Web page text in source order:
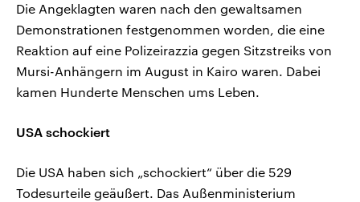
Die Angeklagten waren nach den gewaltsamen
Demonstrationen festgenommen worden, die eine
Reaktion auf eine Polizeirazzia gegen Sitzstreiks von
Mursi-Anhängern im August in Kairo waren. Dabei
kamen Hunderte Menschen ums Leben.
USA schockiert
Die USA haben sich „schockiert“ über die 529
Todesurteile geäußert. Das Außenministerium